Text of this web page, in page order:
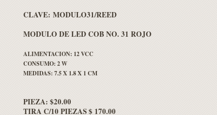
CLAVE: MODULO31/REED
MODULO DE LED COB NO. 31 ROJO
ALIMENTACION: 12 VCC
CONSUMO: 2 W
MEDIDAS: 7.5 X 1.8 X 1 CM
PIEZA: $20.00
TIRA C/10 PIEZAS $ 170.00